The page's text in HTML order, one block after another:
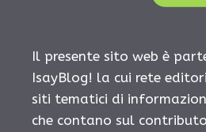
Il presente sito web è
IsayBlog! la cui rete
siti tematici di
che contano sul